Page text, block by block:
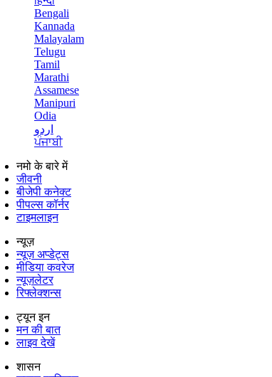
Bengali
Kannada
Malayalam
Telugu
Tamil
Marathi
Assamese
Manipuri
Odia
اردو
ਪੰਜਾਬੀ
नमो के बारे में
जीवनी
बीजेपी कनेक्ट
पीपल्स कॉर्नर
टाइमलाइन
न्यूज़
न्यूज़ अप्डेट्स
मीडिया कवरेज
न्यूज़लेटर
रिफ्लेक्शन्स
ट्यून इन
मन की बात
लाइव देखें
शासन